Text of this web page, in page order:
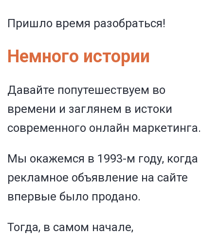
Пришло время разобраться!
Немного истории
Давайте попутешествуем во
времени и заглянем в истоки
современного онлайн маркетинга.
Мы окажемся в 1993-м году, когда
рекламное объявление на сайте
впервые было продано.
Тогда, в самом начале,